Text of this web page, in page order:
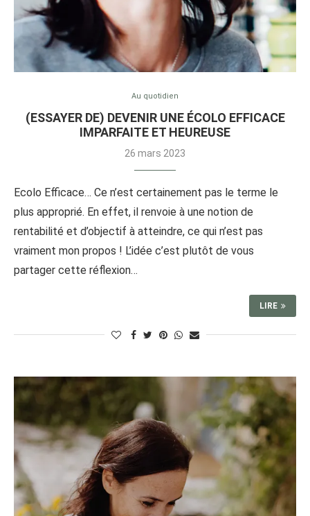
Au quotidien
(ESSAYER DE) DEVENIR UNE ÉCOLO EFFICACE
IMPARFAITE ET HEUREUSE
26 mars 2023
Ecolo Efficace… Ce n’est certainement pas le terme le
plus approprié. En effet, il renvoie à une notion de
rentabilité et d’objectif à atteindre, ce qui n’est pas
vraiment mon propos ! L’idée c’est plutôt de vous
partager cette réflexion…
LIRE